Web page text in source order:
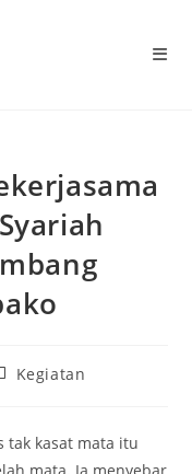
Kegiatan
tak kasat mata itu